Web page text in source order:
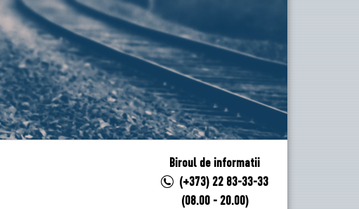
Biroul de informatii
(+373) 22 83-33-33
(08.00 - 20.00)